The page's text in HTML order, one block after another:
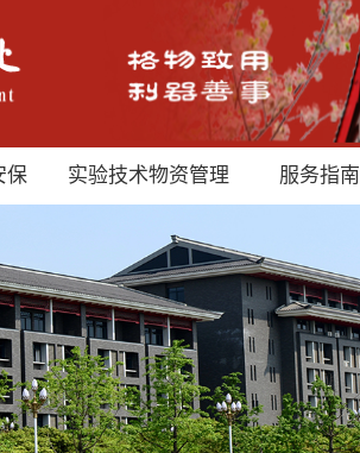
保 实验技术物资管理 服务指南